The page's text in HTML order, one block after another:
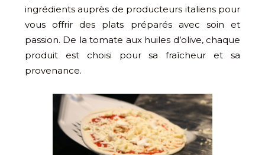
ingrédients auprès de producteurs italiens pour
vous offrir des plats préparés avec soin et
passion. De la tomate aux huiles d’olive, chaque
produit est choisi pour sa fraîcheur et sa
provenance.